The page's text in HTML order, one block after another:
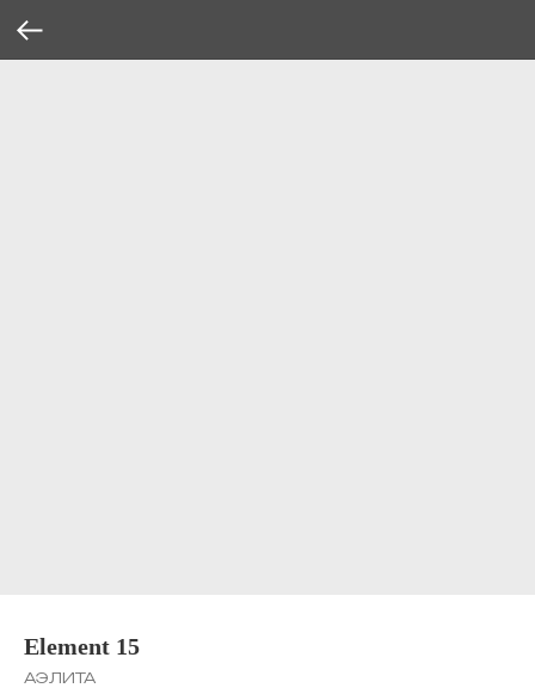
Element 15
АЭЛИТА